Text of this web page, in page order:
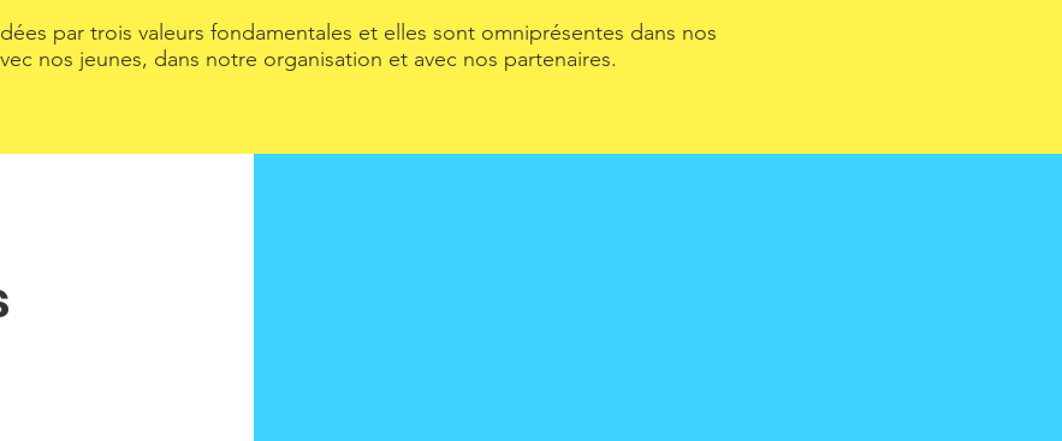
par trois valeurs fondamentales et elles sont omniprésentes dans nos
nos jeunes, dans notre organisation et avec nos partenaires.